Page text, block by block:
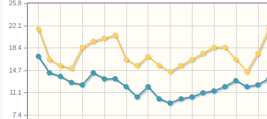
7.4
11.1
14.7
18.4
22.1
25.8